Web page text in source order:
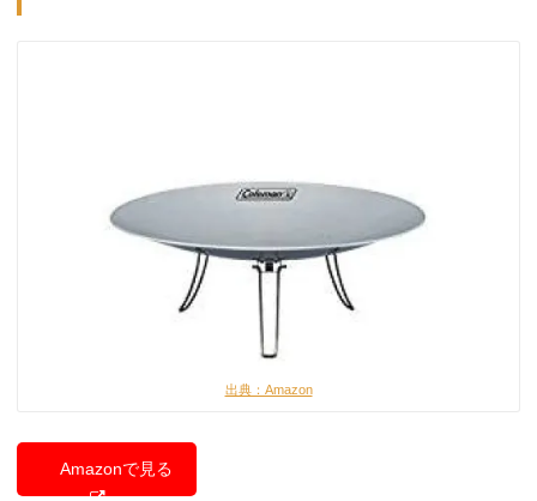
出典：Amazon
Amazonで見る